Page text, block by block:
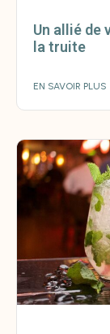
Un allié de
la truite
EN SAVOIR PLUS